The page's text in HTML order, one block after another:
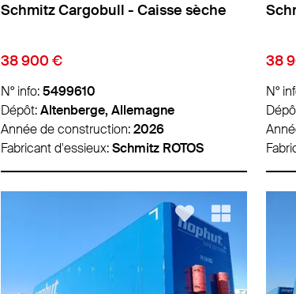
Schmitz Cargobull - Caisse sèche
38 900 €
N° info:5499610
Dépôt:Altenberge, Allemagne
Année de construction:2026
Fabricant d'essieux:Schmitz ROTOS
38
N°